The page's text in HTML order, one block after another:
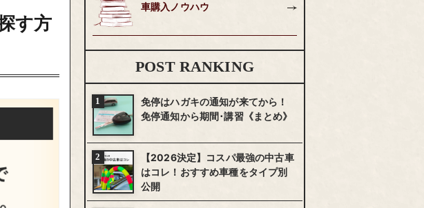
す方
車購入ノウハウ
POST RANKING
免停はハガキの通知が来てから！
免停通知から期間･講習《まとめ》
【2026決定】コスパ最強の中古車
はコレ！おすすめ車種をタイプ別
公開